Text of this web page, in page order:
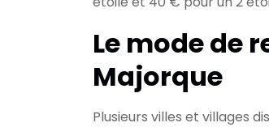
Le mode de
Majorque
Plusieurs villes et villages